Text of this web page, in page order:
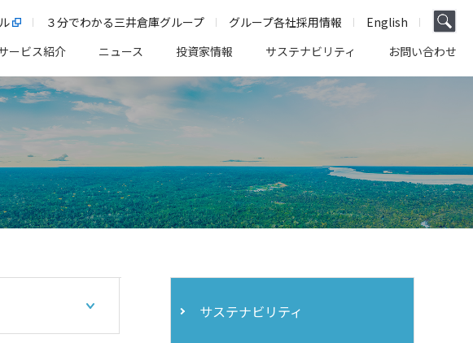
３分でわかる三井倉庫グループ グループ各社採用情報
English
ービス紹介 ニュース 投資家情報 サステナビリティ お問い合わせ
サステナビリティ